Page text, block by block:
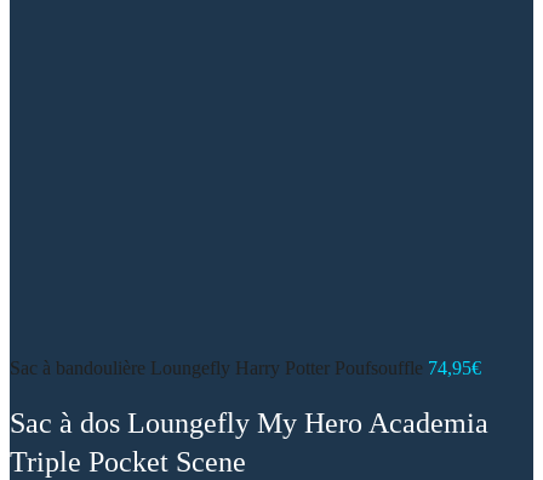
Sac à bandoulière Loungefly Harry Potter Poufsouffle 74,95€
Sac à dos Loungefly My Hero Academia
Triple Pocket Scene